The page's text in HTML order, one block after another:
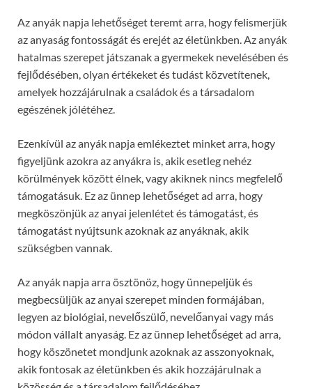
Az anyák napja lehetőséget teremt arra, hogy felismerjük
az anyaság fontosságát és erejét az életünkben. Az anyák
hatalmas szerepet játszanak a gyermekek nevelésében és
fejlődésében, olyan értékeket és tudást közvetítenek,
amelyek hozzájárulnak a családok és a társadalom
egészének jólétéhez.
Ezenkívül az anyák napja emlékeztet minket arra, hogy
figyeljünk azokra az anyákra is, akik esetleg nehéz
körülmények között élnek, vagy akiknek nincs megfelelő
támogatásuk. Ez az ünnep lehetőséget ad arra, hogy
megköszönjük az anyai jelenlétet és támogatást, és
támogatást nyújtsunk azoknak az anyáknak, akik
szükségben vannak.
Az anyák napja arra ösztönöz, hogy ünnepeljük és
megbecsüljük az anyai szerepet minden formájában,
legyen az biológiai, nevelőszülő, nevelőanyai vagy más
módon vállalt anyaság. Ez az ünnep lehetőséget ad arra,
hogy köszönetet mondjunk azoknak az asszonyoknak,
akik fontosak az életünkben és akik hozzájárulnak a